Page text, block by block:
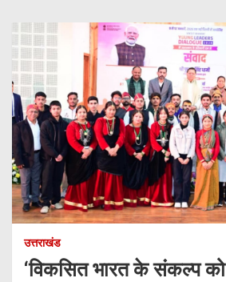
उत्तराखंड
‘विकसित भारत के संकल्प